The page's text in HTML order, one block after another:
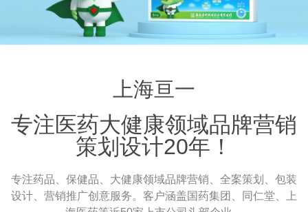
上海亘一
专注医药大健康领域品牌营销
策划设计20年！
专注药品、保健品、大健康领域品牌营销、全案策划、包装
设计、营销推广创意服务。客户涵盖国药集团、同仁堂、上